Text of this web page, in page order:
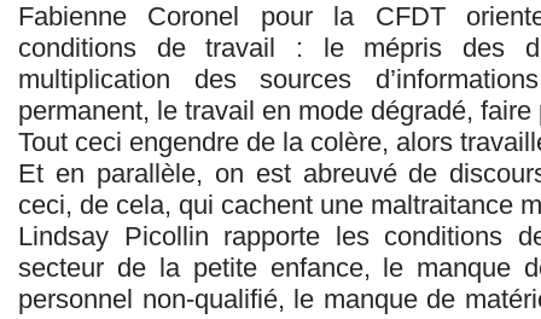
Fabienne Coronel pour la CFDT
conditions de travail : le mépris des
multiplication des sources
permanent, le travail en mode dégradé,
Tout ceci engendre de la colère, alors
Et en parallèle, on est abreuvé de
ceci, de cela, qui cachent une maltraitance
Lindsay Picollin rapporte les conditions
secteur de la petite enfance, le manque
personnel non-qualifié, le manque de